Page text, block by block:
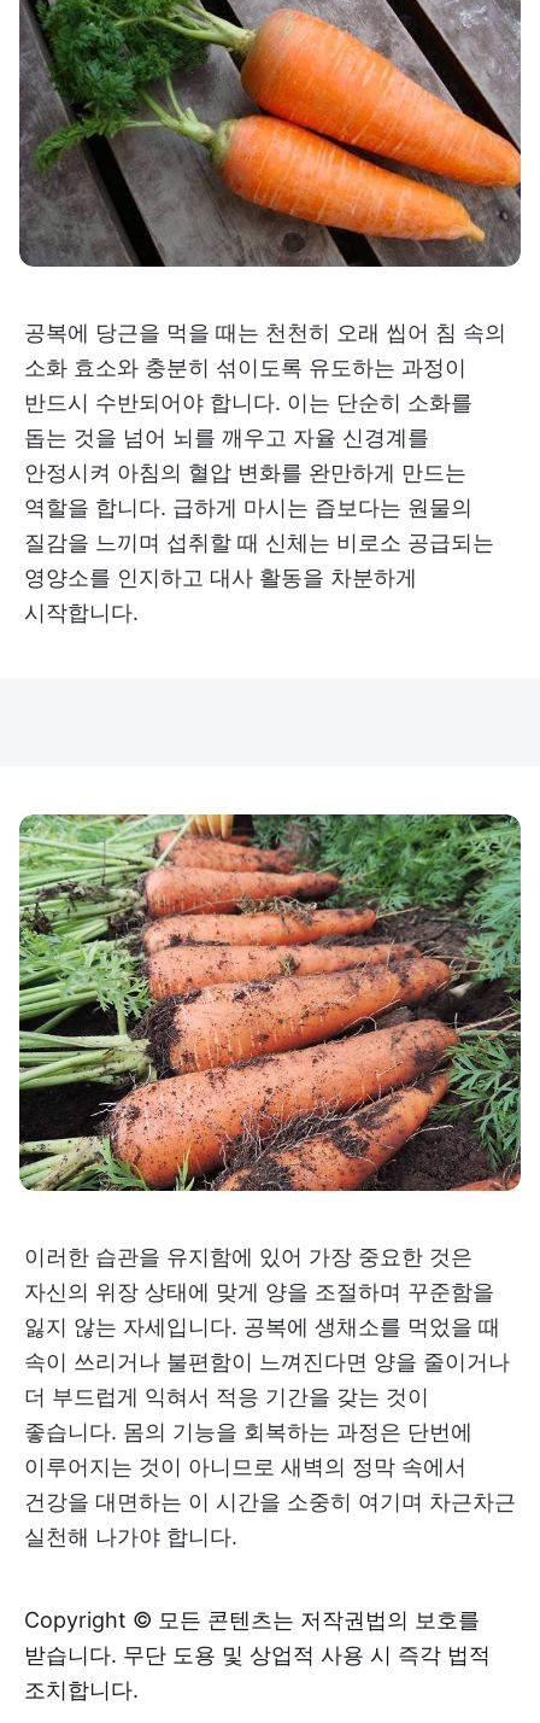
공복에 당근을 먹을 때는 천천히 오래 씹어 침 속의
소화 효소와 충분히 섞이도록 유도하는 과정이
반드시 수반되어야 합니다. 이는 단순히 소화를
돕는 것을 넘어 뇌를 깨우고 자율 신경계를
안정시켜 아침의 혈압 변화를 완만하게 만드는
역할을 합니다. 급하게 마시는 즙보다는 원물의
질감을 느끼며 섭취할 때 신체는 비로소 공급되는
영양소를 인지하고 대사 활동을 차분하게
시작합니다.
이러한 습관을 유지함에 있어 가장 중요한 것은
자신의 위장 상태에 맞게 양을 조절하며 꾸준함을
잃지 않는 자세입니다. 공복에 생채소를 먹었을 때
속이 쓰리거나 불편함이 느껴진다면 양을 줄이거나
더 부드럽게 익혀서 적응 기간을 갖는 것이
좋습니다. 몸의 기능을 회복하는 과정은 단번에
이루어지는 것이 아니므로 새벽의 정막 속에서
건강을 대면하는 이 시간을 소중히 여기며 차근차근
실천해 나가야 합니다.
Copyright © 모든 콘텐츠는 저작권법의 보호를
받습니다. 무단 도용 및 상업적 사용 시 즉각 법적
조치합니다.